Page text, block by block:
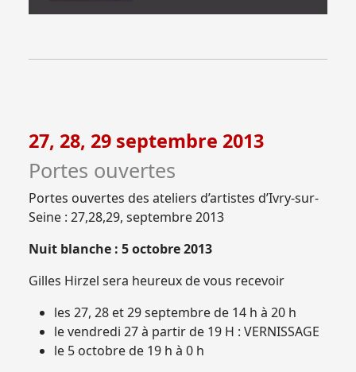
27, 28, 29 septembre 2013
Portes ouvertes
Portes ouvertes des ateliers d’artistes d’Ivry-sur-
Seine : 27,28,29, septembre 2013
Nuit blanche : 5 octobre 2013
Gilles Hirzel sera heureux de vous recevoir
les 27, 28 et 29 septembre de 14 h à 20 h
le vendredi 27 à partir de 19 H : VERNISSAGE
le 5 octobre de 19 h à 0 h